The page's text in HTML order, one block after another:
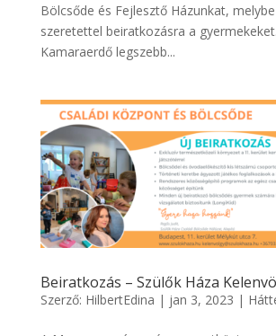
Bölcsőde és Fejlesztő Házunkat,
szeretettel beiratkozásra a
Kamaraerdő legszebb...
Beiratkozás – Szülők Háza
Szerző: HilbertEdina | jan 3, 2023 |